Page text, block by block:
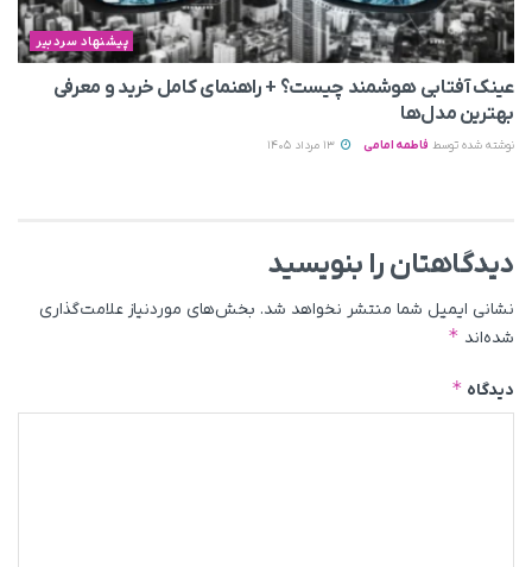
پیشنهاد سردبیر
عینک آفتابی هوشمند چیست؟ + راهنمای کامل خرید و معرفی
بهترین مدل‌ها
نوشته شده توسط فاطمه امامی
دیدگاهتان را بنویسید
نشانی ایمیل شما منتشر نخواهد شد. بخش‌های موردنیاز علامت‌گذاری
شده‌اند *
دیدگاه *